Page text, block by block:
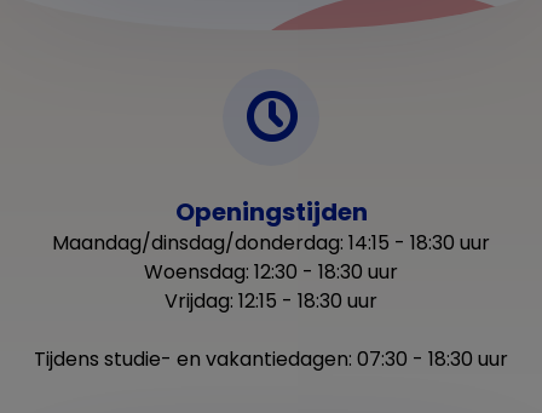
Openingstijden
Maandag/dinsdag/donderdag: 14:15 - 18:30 uur
Woensdag: 12:30 - 18:30 uur
Vrijdag: 12:15 - 18:30 uur
Tijdens studie- en vakantiedagen: 07:30 - 18:30 uur